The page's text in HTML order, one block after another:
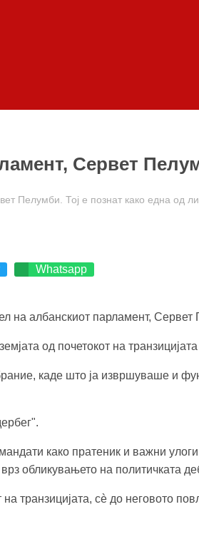
Сервет
Тој е познат како една од
Whatsapp
на албанскиот парламент, Сервет
од почетокот на
каде што ја извршуваше и
како пратеник и важни
обликувањето на политичката
транзицијата, сè до неговото